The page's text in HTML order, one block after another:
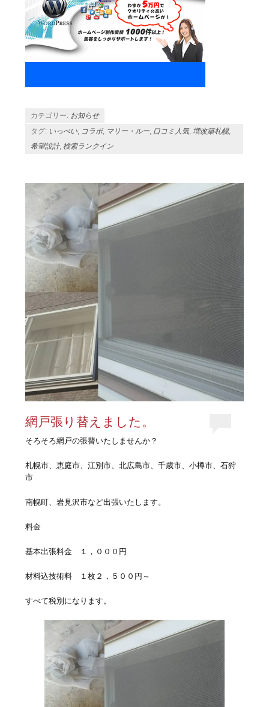
カテゴリー: お知らせ
タグ: いっぺい コラボ, マリー・ルー 口コミ人気,増改築札幌,
希望設計,検索ランクイン
網戸張り替えました。
そろそろ網戸の張替いたしませんか？
札幌市、恵庭市、江別市、北広島市、千歳市、小樽市、石狩
市
南幌町、岩見沢市など出張いたします。
料金
基本出張料金 １，０００円
材料込技術料 １枚２，５００円～
すべて税別になります。